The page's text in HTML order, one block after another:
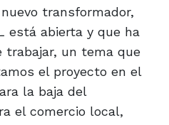
transformador,
está abierta y que ha
trabajar, un tema que
el proyecto en el
la baja del
el comercio local,